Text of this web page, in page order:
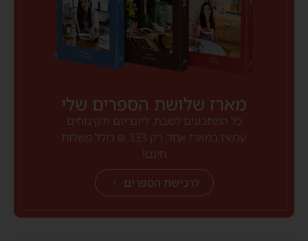
מארז שלושת הספרים שלי
כל המתכונים לשבת, ליום־יום ולקינוחים
עכשיו במארז אחד, רק 333 ₪ כולל משלוח
חינם!
לרכישת הספרים